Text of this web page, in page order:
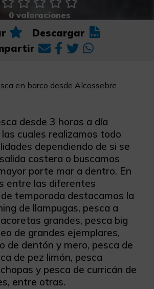
0 valoraciones
Descargar
en barco desde Alcossebre
desde 3 horas a día
cuales realizamos todo
dependiendo de si se
costera o buscamos
porte mar a dentro. En
entre las diferentes
temporada destacamos la
de llampugas, pesca a
grandes, pesca big
de grandes ejemplares,
de dentón y mero, pesca de
de pez limón, pesca
y pesca de curricán de
entre otras.